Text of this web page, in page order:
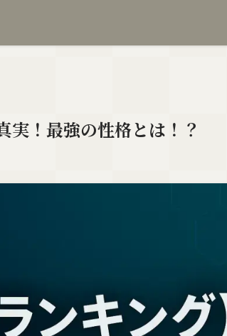
実！最強の性格とは！？